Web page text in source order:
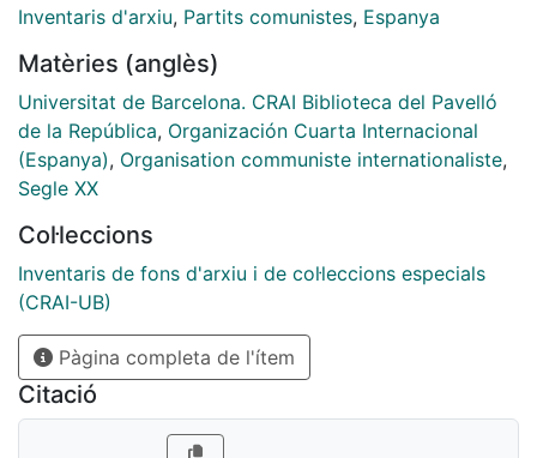
Inventaris d'arxiu, Partits comunistes, Espanya
Matèries (anglès)
Universitat de Barcelona. CRAI Biblioteca del Pavelló
de la República, Organización Cuarta Internacional
(Espanya), Organisation communiste internationaliste,
Segle XX
Col·leccions
Inventaris de fons d'arxiu i de col·leccions especials
(CRAI-UB)
Pàgina completa de l'ítem
Citació